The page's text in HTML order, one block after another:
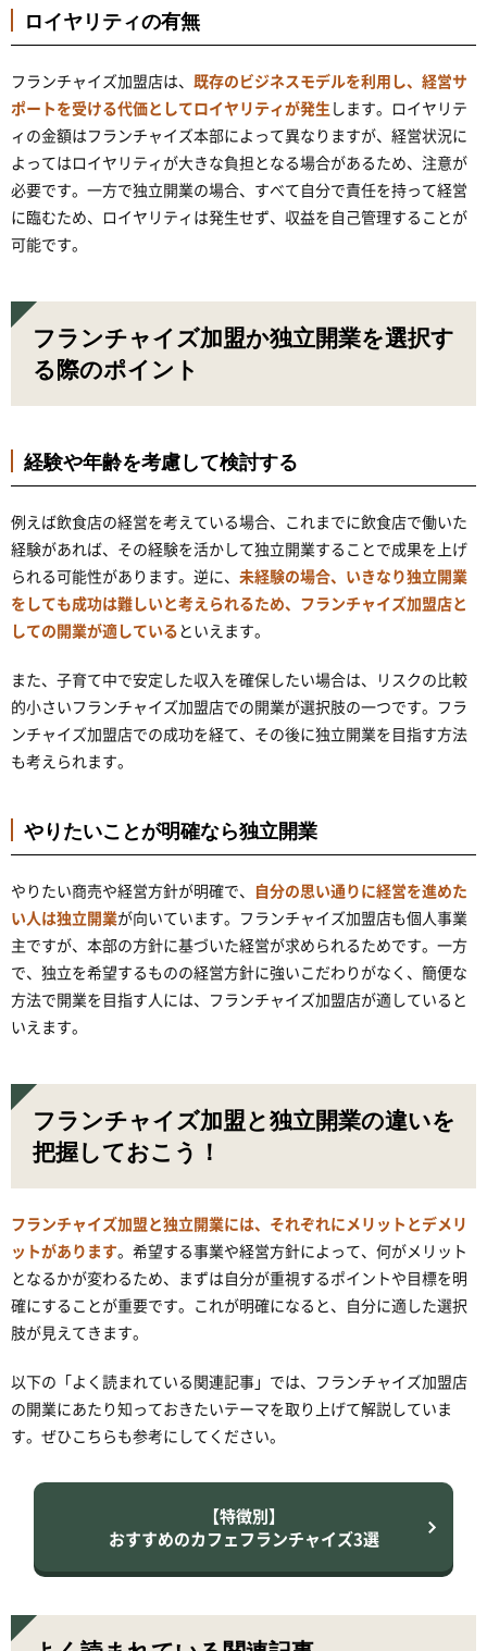
ロイヤリティの有無
フランチャイズ加盟店は、 既存のビジネスモデルを利用し、経営サ
ポートを受ける代価としてロイヤリティが発生 します。ロイヤリテ
ィの金額はフランチャイズ本部によって異なりますが、経営状況に
よってはロイヤリティが大きな負担となる場合があるため、注意が
必要です。一方で独立開業の場合、すべて自分で責任を持って経営
に臨むため、ロイヤリティは発生せず、収益を自己管理することが
可能です。
フランチャイズ加盟か独立開業を選択す
る際のポイント
経験や年齢を考慮して検討する
例えば飲食店の経営を考えている場合、これまでに飲食店で働いた
経験があれば、その経験を活かして独立開業することで成果を上げ
られる可能性があります。逆に、 未経験の場合、いきなり独立開業
をしても成功は難しいと考えられるため、フランチャイズ加盟店と
しての開業が適しているといえます。
また、子育て中で安定した収入を確保したい場合は、リスクの比較
的小さいフランチャイズ加盟店での開業が選択肢の一つです。フラ
ンチャイズ加盟店での成功を経て、その後に独立開業を目指す方法
も考えられます。
やりたいことが明確なら独立開業
やりたい商売や経営方針が明確で、 自分の思い通りに経営を進めた
い人は独立開業が向いています。フランチャイズ加盟店も個人事業
主ですが、本部の方針に基づいた経営が求められるためです。一方
で、独立を希望するものの経営方針に強いこだわりがなく、簡便な
方法で開業を目指す人には、フランチャイズ加盟店が適していると
いえます。
フランチャイズ加盟と独立開業の違いを
把握しておこう！
フランチャイズ加盟と独立開業には、それぞれにメリットとデメリ
ットがあります。希望する事業や経営方針によって、何がメリット
となるかが変わるため、まずは自分が重視するポイントや目標を明
確にすることが重要です。これが明確になると、自分に適した選択
肢が見えてきます。
以下の「よく読まれている関連記事」では、フランチャイズ加盟店
の開業にあたり知っておきたいテーマを取り上げて解説していま
す。ぜひこちらも参考にしてください。
【特徴別】
おすすめのカフェフランチャイズ3選